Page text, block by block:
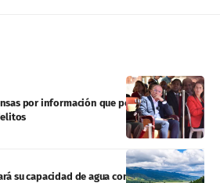
por información que permita capturar
su capacidad de agua con inversión